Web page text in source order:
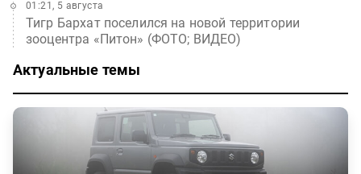
Тигр Бархат поселился на новой территории
зооцентра «Питон» (ФОТО; ВИДЕО)
01:21, 5 августа
Актуальные темы